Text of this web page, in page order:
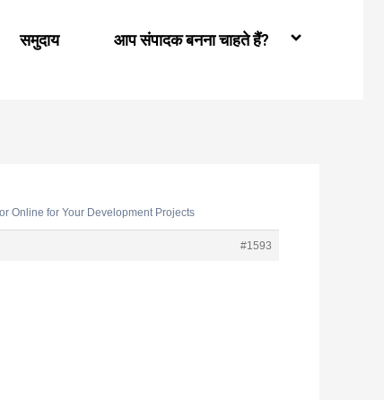
समुदाय आप संपादक बनना चाहते हैं?
Online for Your Development Projects
#1593